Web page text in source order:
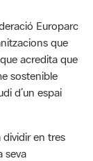
sostenible
d’un espai
en tres
aprovar
preveu